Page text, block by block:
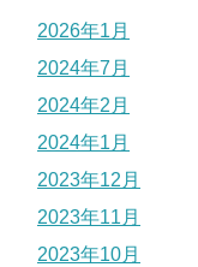
2026年1月
2024年7月
2024年2月
2024年1月
2023年12月
2023年11月
2023年10月